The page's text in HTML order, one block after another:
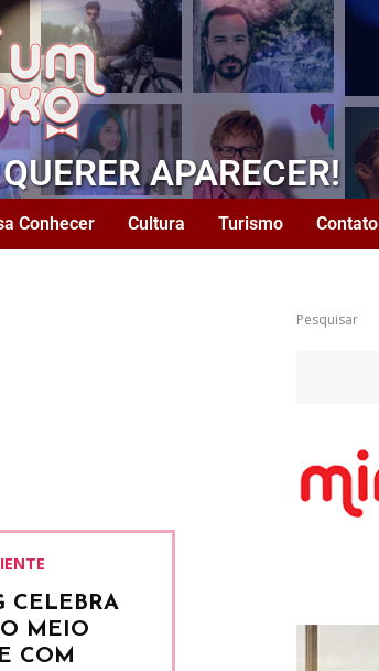
APARECER!
Conhecer Cultura Turismo Contato
CELEBRA
MEIO
COM
Pesquisar